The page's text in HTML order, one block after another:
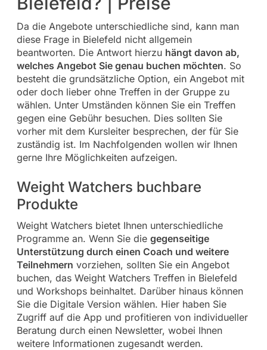
Da die Angebote unterschiedliche sind, kann man
diese Frage in Bielefeld nicht allgemein
beantworten. Die Antwort hierzu hängt davon ab,
welches Angebot Sie genau buchen möchten. So
besteht die grundsätzliche Option, ein Angebot mit
oder doch lieber ohne Treffen in der Gruppe zu
wählen. Unter Umständen können Sie ein Treffen
gegen eine Gebühr besuchen. Dies sollten Sie
vorher mit dem Kursleiter besprechen, der für Sie
zuständig ist. Im Nachfolgenden wollen wir Ihnen
gerne Ihre Möglichkeiten aufzeigen.
Weight Watchers buchbare
Produkte
Weight Watchers bietet Ihnen unterschiedliche
Programme an. Wenn Sie die gegenseitige
Unterstützung durch einen Coach und weitere
Teilnehmern vorziehen, sollten Sie ein Angebot
buchen, das Weight Watchers Treffen in Bielefeld
und Workshops beinhaltet. Darüber hinaus können
Sie die Digitale Version wählen. Hier haben Sie
Zugriff auf die App und profitieren von individueller
Beratung durch einen Newsletter, wobei Ihnen
weitere Informationen zugesandt werden.